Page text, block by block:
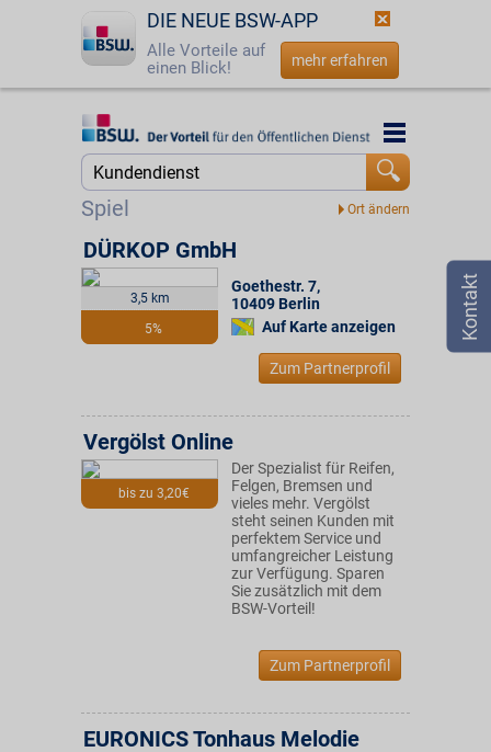
DIE NEUE BSW-APP
Alle Vorteile auf
einen Blick!
mehr erfahren
Startseite
Login
☎ 0800 - 279 25 82
Spiel
Startseite
3,5 km
5%
DÜRKOP GmbH
Goethestr. 7,
10409 Berlin
Auf Karte anzeigen
Zum Partnerprofil
bis zu 3,20€
Vergölst Online
Der Spezialist für Reifen,
Felgen, Bremsen und
vieles mehr. Vergölst
steht seinen Kunden mit
perfektem Service und
umfangreicher Leistung
zur Verfügung. Sparen
Sie zusätzlich mit dem
BSW-Vorteil!
Zum Partnerprofil
EURONICS Tonhaus Melodie